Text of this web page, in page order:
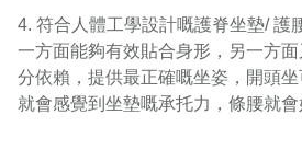
4. 符合人體工學設計嘅護脊坐墊/ 護
一方面能夠有效貼合身形，另一方
分依賴，提供最正確嘅坐姿，開頭